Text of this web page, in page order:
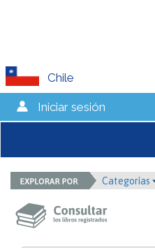
Chile
Iniciar sesión
Categorías